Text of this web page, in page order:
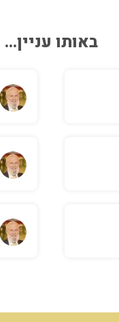
באותו עניין...